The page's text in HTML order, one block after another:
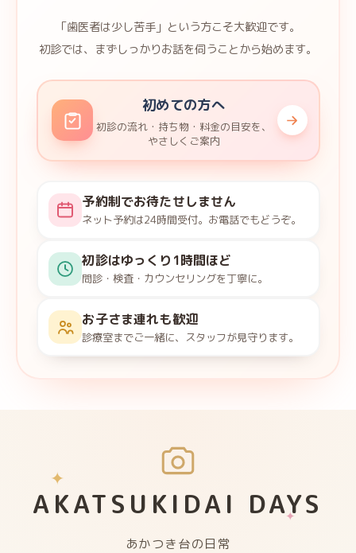
「歯医者は少し苦手」という方こそ大歓迎です。
初診では、まずしっかりお話を伺うことから始めます。
初めての方へ
初診の流れ・持ち物・料金の目安を、
やさしくご案内
予約制でお待たせしません
ネット予約は24時間受付。お電話でもどうぞ。
初診はゆっくり1時間ほど
問診・検査・カウンセリングを丁寧に。
お子さま連れも歓迎
診療室までご一緒に、スタッフが見守ります。
✦
✦
AKATSUKIDAI DAYS
あかつき台の日常